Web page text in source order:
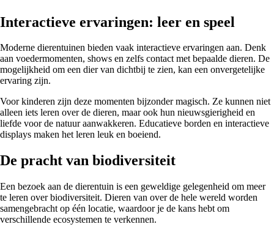
Interactieve ervaringen: leer en speel
Moderne dierentuinen bieden vaak interactieve ervaringen aan. Denk
aan voedermomenten, shows en zelfs contact met bepaalde dieren. De
mogelijkheid om een dier van dichtbij te zien, kan een onvergetelijke
ervaring zijn.
Voor kinderen zijn deze momenten bijzonder magisch. Ze kunnen niet
alleen iets leren over de dieren, maar ook hun nieuwsgierigheid en
liefde voor de natuur aanwakkeren. Educatieve borden en interactieve
displays maken het leren leuk en boeiend.
De pracht van biodiversiteit
Een bezoek aan de dierentuin is een geweldige gelegenheid om meer
te leren over biodiversiteit. Dieren van over de hele wereld worden
samengebracht op één locatie, waardoor je de kans hebt om
verschillende ecosystemen te verkennen.